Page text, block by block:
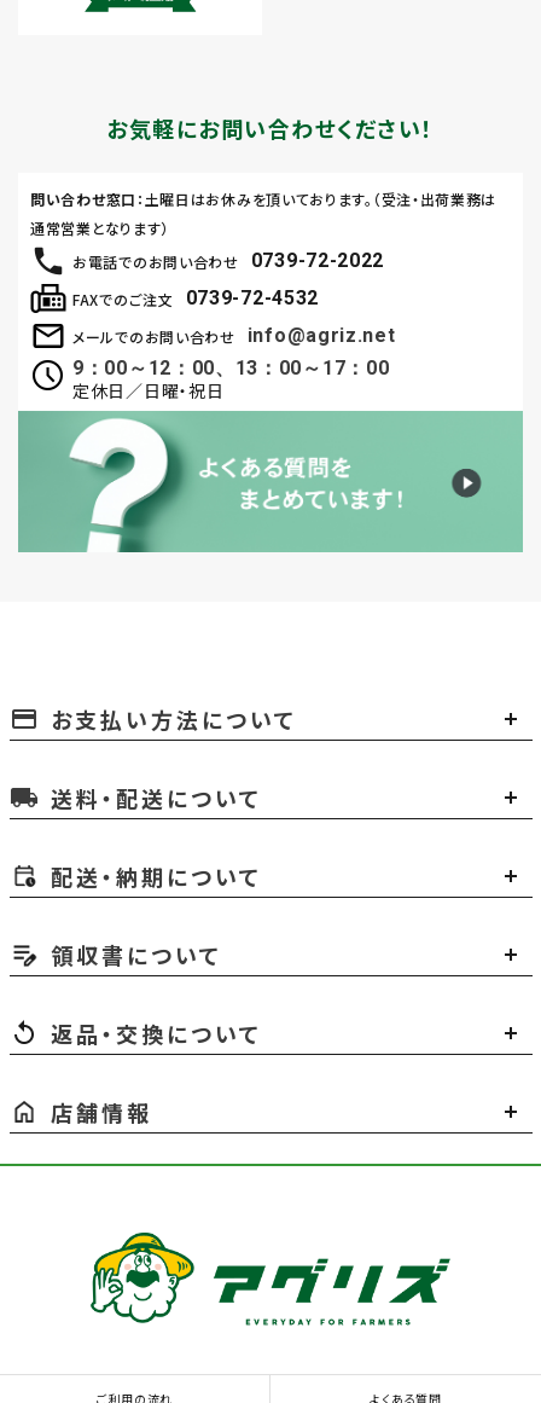
お気軽にお問い合わせください！
お電話でのお問い合わせ 0739-72-2022
メールでのお問い合わせ
info@agriz.net
9：00～12：00、13：00～17：00
定休日／日曜・祝日
FAXでのご注文 0739-72-4532
問い合わせ窓口 ：土曜日はお休みを頂いております。（受注・出荷業務は
通常営業となります）
payment お支払い方法について
local_shipping 送料・配送について
配送・納期について
領収書について
返品・交換について
店舗情報
ご利用の流れ よくある質問